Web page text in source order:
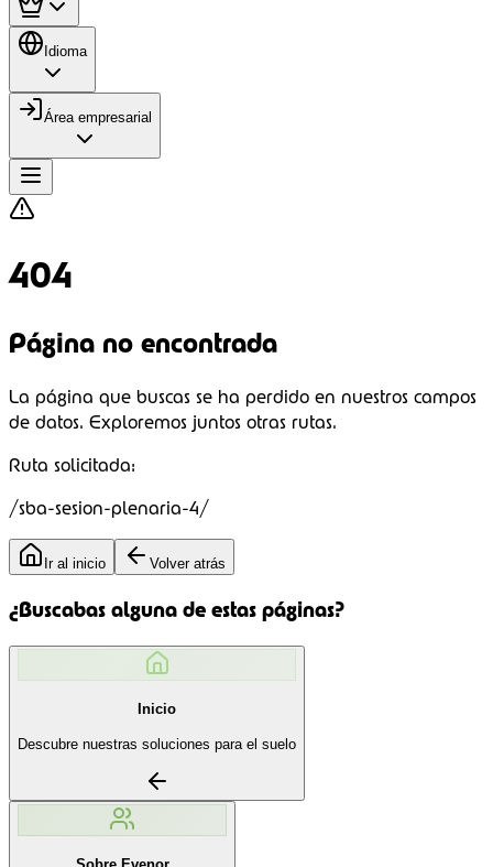
Idioma
Área empresarial
404
Página no encontrada
La página que buscas se ha perdido en nuestros campos
de datos. Exploremos juntos otras rutas.
Ruta solicitada:
/sba-sesion-plenaria-4/
Ir al inicio Volver atrás
¿Buscabas alguna de estas páginas?
Inicio
Descubre nuestras soluciones para el suelo